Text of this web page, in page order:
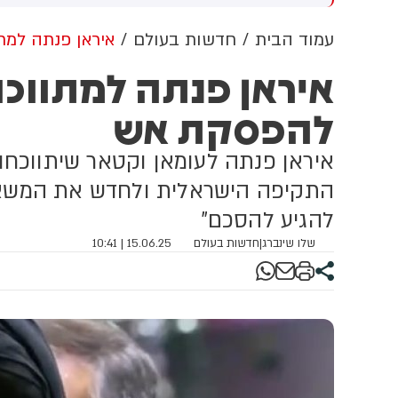
של חזבאללה, לא מאשים את
חזבאללה בהפרת הפסקת האש
אתמול הגדיר בהודעה רשמית
ארגון הטרור חזבאללה״
עמוד הבית חדשות בעולם איראן פנתה
איראן פנתה
להפסקת אש
איראן פנתה לעומאן וקטאר
התקיפה הישראלית ולחדש את
להגיע להסכם"
שלו שינברג|חדשות בעולם 15.06.25 | 10:41